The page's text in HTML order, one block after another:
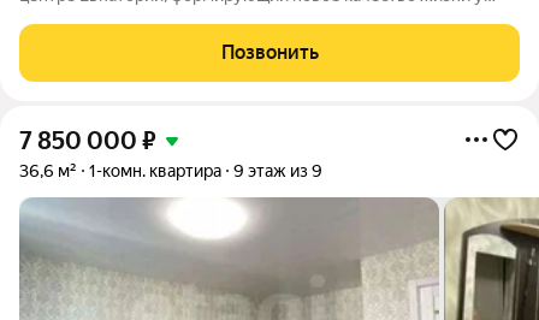
городской среды и курортного образа жизни: здесь можно
работать, развиваться и отдыхать,
Позвонить
7 850 000 ₽
36,6 м² 1-комн. квартира 9 этаж из 9